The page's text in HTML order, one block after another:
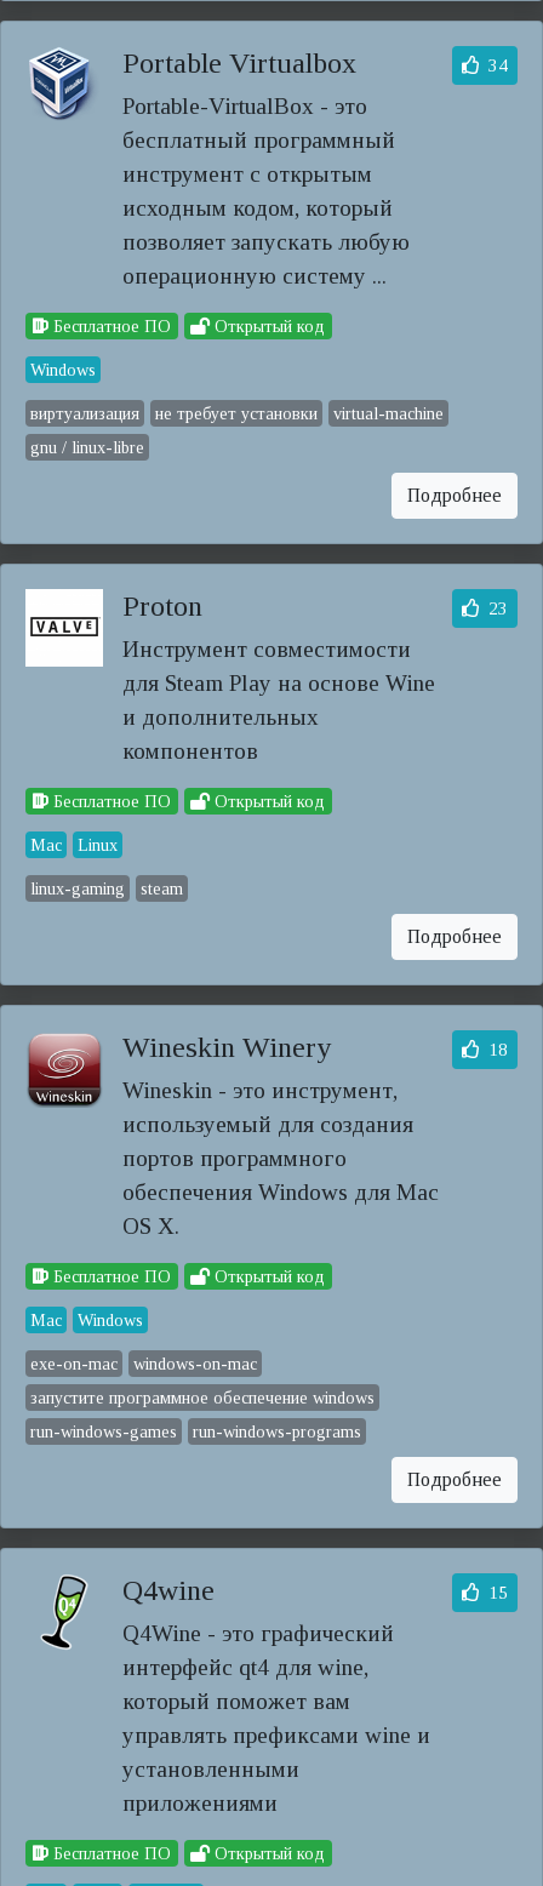
Portable Virtualbox
Portable-VirtualBox - это
бесплатный программный
инструмент с открытым
исходным кодом, который
позволяет запускать любую
операционную систему ...
34
Бесплатное ПО Открытый код
Windows
виртуализация не требует установки
virtual-machine
gnu / linux-libre
Подробнее
Proton
Инструмент совместимости
для Steam Play на основе Wine
и дополнительных
компонентов
23
Бесплатное ПО Открытый код
Mac Linux
linux-gaming steam
Подробнее
Wineskin Winery
Wineskin - это инструмент,
используемый для создания
портов программного
обеспечения Windows для Mac
OS X.
18
Бесплатное ПО Открытый код
Mac Windows
exe-on-mac
windows-on-mac
запустите программное обеспечение windows
run-windows-games
run-windows-programs
Подробнее
Q4wine
Q4Wine - это графический
интерфейс qt4 для wine,
который поможет вам
управлять префиксами wine и
установленными
приложениями
15
Бесплатное ПО Открытый код